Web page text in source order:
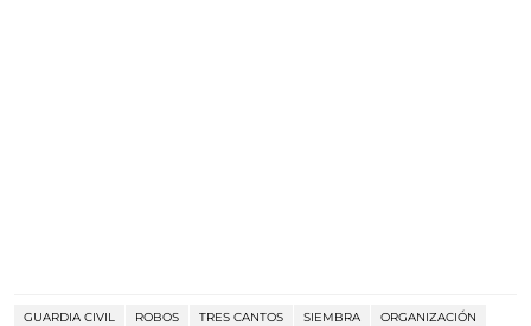
GUARDIA CIVIL ROBOS TRES CANTOS SIEMBRA
ORGANIZACIÓN